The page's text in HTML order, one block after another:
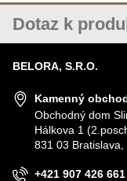
Dotaz k
JMÉNO
VÁŠ E-MAIL
BELORA, S.R.O.
Kamenný
Obchodný dom
Hálkova 1
831 03 Bratislava,
+421 907 426 661